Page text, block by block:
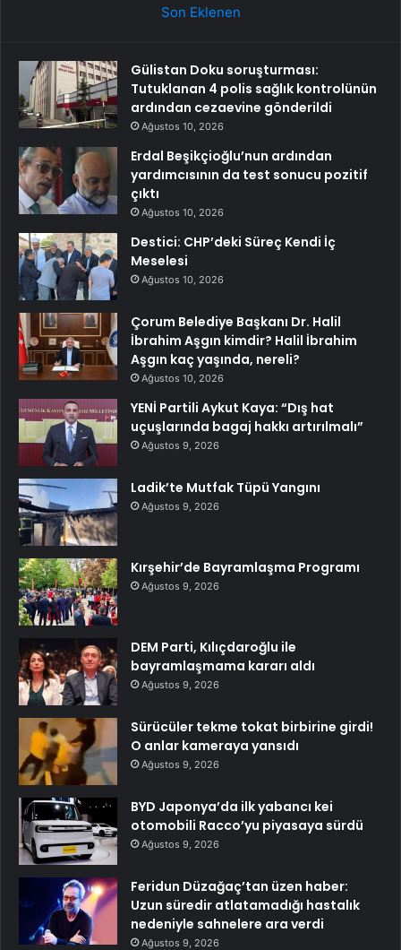
Son Eklenen
Gülistan Doku soruşturması:
Tutuklanan 4 polis sağlık kontrolünün
ardından cezaevine gönderildi
Ağustos 10, 2026
Erdal Beşikçioğlu’nun ardından
yardımcısının da test sonucu pozitif
çıktı
Ağustos 10, 2026
Destici: CHP’deki Süreç Kendi İç
Meselesi
Ağustos 10, 2026
Çorum Belediye Başkanı Dr. Halil
İbrahim Aşgın kimdir? Halil İbrahim
Aşgın kaç yaşında, nereli?
Ağustos 10, 2026
YENİ Partili Aykut Kaya: “Dış hat
uçuşlarında bagaj hakkı artırılmalı”
Ağustos 9, 2026
Ladik’te Mutfak Tüpü Yangını
Ağustos 9, 2026
Kırşehir’de Bayramlaşma Programı
Ağustos 9, 2026
DEM Parti, Kılıçdaroğlu ile
bayramlaşmama kararı aldı
Ağustos 9, 2026
Sürücüler tekme tokat birbirine girdi!
O anlar kameraya yansıdı
Ağustos 9, 2026
BYD Japonya’da ilk yabancı kei
otomobili Racco’yu piyasaya sürdü
Ağustos 9, 2026
Feridun Düzağaç’tan üzen haber:
Uzun süredir atlatamadığı hastalık
nedeniyle sahnelere ara verdi
Ağustos 9, 2026